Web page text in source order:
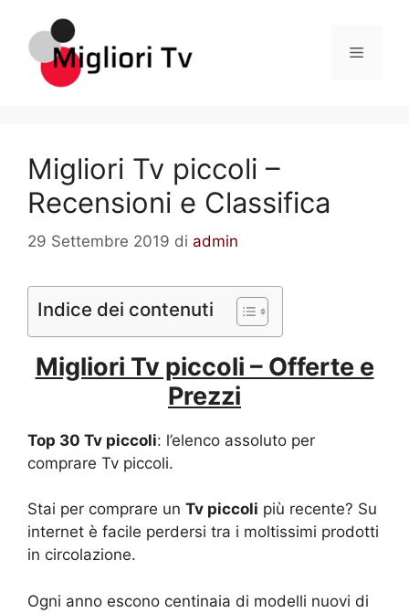
contenuto
Menu
Migliori Tv piccoli –
Recensioni e Classifica
29 Settembre 2019 di admin
Indice dei contenuti
Migliori Tv piccoli – Offerte e
Prezzi
Top 30 Tv piccoli: l’elenco assoluto per
comprare Tv piccoli.
Stai per comprare un Tv piccoli più recente? Su
internet è facile perdersi tra i moltissimi prodotti
in circolazione.
Ogni anno escono centinaia di modelli nuovi di